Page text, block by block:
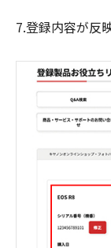
7.登録内容が反